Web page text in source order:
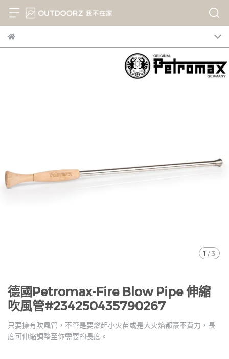
1 / 3
德國Petromax-Fire Blow Pipe 伸縮
吹風管#234250435790267
只要擁有吹風管，不管是要燃起小火苗或是大火焰都豪不費力，長
度可伸縮調整至你需要的長度。